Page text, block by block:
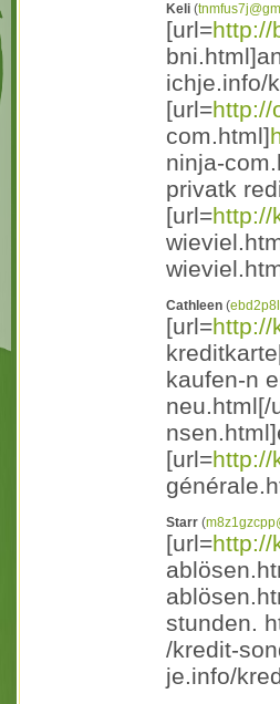
Keli (
[url=http://
ichje.info/
[url=http://
com.html]
ninja-
privatk
[url=http://
Cathleen (
[url=http://
kaufen-n
neu.html[/
[url=http://
Starr (
[url=http://
stunden.
/kredit-
je.info/